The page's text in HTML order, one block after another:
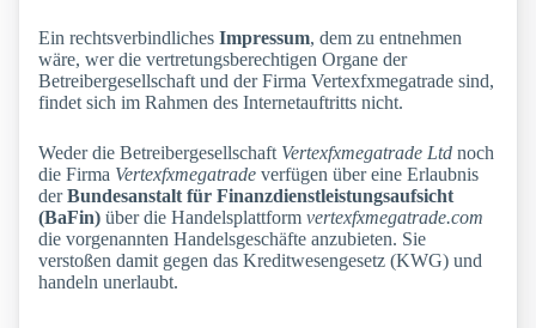
Ein rechtsverbindliches Impressum, dem zu entnehmen
wäre, wer die vertretungsberechtigen Organe der
Betreibergesellschaft und der Firma Vertexfxmegatrade sind,
findet sich im Rahmen des Internetauftritts nicht.
Weder die Betreibergesellschaft Vertexfxmegatrade Ltd noch
die Firma Vertexfxmegatrade verfügen über eine Erlaubnis
derBundesanstalt für Finanzdienstleistungsaufsicht
(BaFin) über die Handelsplattform vertexfxmegatrade.com
die vorgenannten Handelsgeschäfte anzubieten. Sie
verstoßen damit gegen das Kreditwesengesetz (KWG) und
handeln unerlaubt.